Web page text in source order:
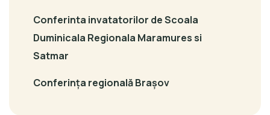
Conferinta invatatorilor de Scoala
Duminicala Regionala Maramures si
Satmar
Conferința regională Brașov